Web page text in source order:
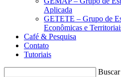
Aplicada
GETETE – Grupo de
Econômicas e
Café & Pesquisa
Contato
Tutoriais